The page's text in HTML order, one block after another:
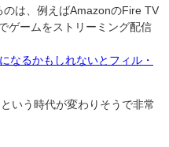
のは、例えばAmazonのFire TV
ゲームをストリーミング配信
なるかもしれないとフィル・
いう時代が変わりそうで非常